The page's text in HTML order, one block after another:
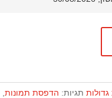
תגיות: הדפסת תמונות,